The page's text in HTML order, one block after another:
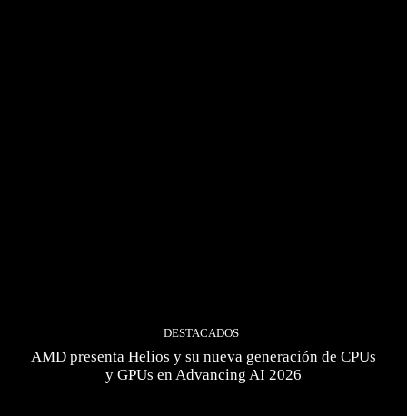
DESTACADOS
AMD presenta Helios y su nueva generación de CPUs
y GPUs en Advancing AI 2026